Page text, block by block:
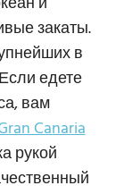
закаты.
в
едете
вам
Canaria
рукой